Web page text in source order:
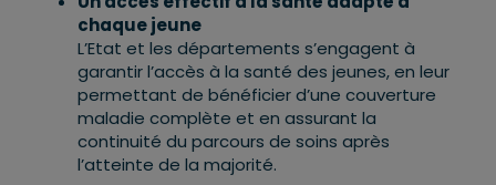
chaque jeune
L’Etat et les départements s’engagent à
garantir l’accès à la santé des jeunes, en leur
permettant de bénéficier d’une couverture
maladie complète et en assurant la
continuité du parcours de soins après
l’atteinte de la majorité.